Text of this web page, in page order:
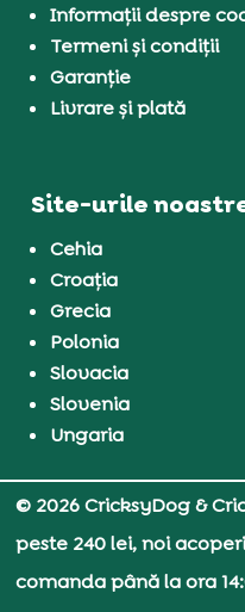
Informații despre
Termeni și condiții
Garanție
Livrare și plată
Site-urile
Cehia
Croația
Grecia
Polonia
Slovacia
Slovenia
Ungaria
© 2026 CricksyDog &
peste 240 lei, noi
comanda până la ora